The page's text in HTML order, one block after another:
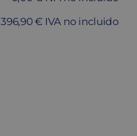
396,90 € IVA no incluido